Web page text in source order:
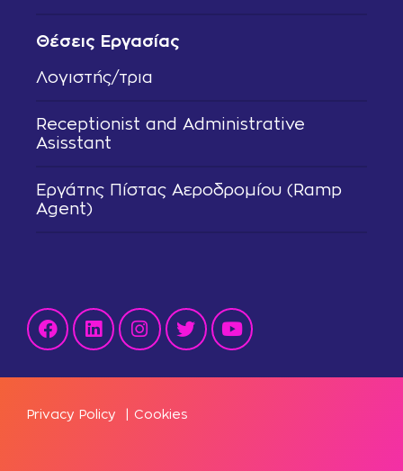
Θέσεις Εργασίας
Λογιστής/τρια
Receptionist and Administrative
Asisstant
Εργάτης Πίστας Αεροδρομίου (Ramp
Agent)
Privacy Policy | Cookies